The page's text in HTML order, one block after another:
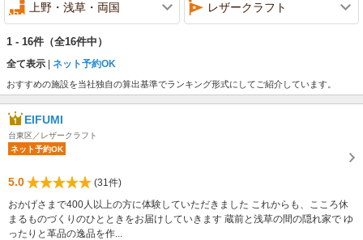
上野・浅草・両国 レザークラフト
1 - 16件 （全16件中）
全て表示 ネット予約OK
おすすめの施設を当社独自の算出基準でランキング形式にしてご紹介しています。
EIFUMI
台東区／レザークラフト
ネット予約OK
5.0
(31件)
おかげさまで400人以上の方に体験していただきました これからも、こころ休
まるものづくりのひとときをお届けしていきます 蔵前と浅草の間の隠れ家で ゆ
ったりと革品の逸品を作...